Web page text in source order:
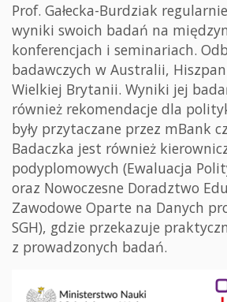
Prof. Gałecka-Burdziak
wyniki swoich badań na
konferencjach i seminariach.
badawczych w Australii,
Wielkiej Brytanii. Wyniki jej
również rekomendacje dla
były przytaczane przez mBank
Badaczka jest również
podyplomowych (Ewaluacja
oraz Nowoczesne Doradztwo
Zawodowe Oparte na Danych
SGH), gdzie przekazuje
z prowadzonych badań.